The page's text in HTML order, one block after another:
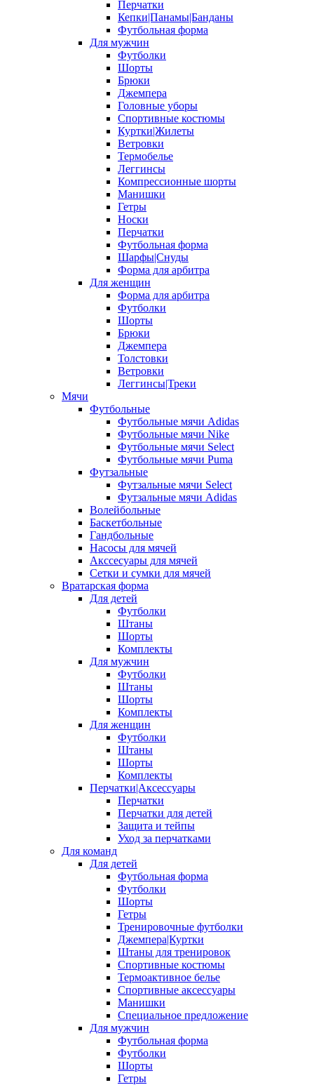
Перчатки
Кепки|Панамы|Банданы
Футбольная форма
Для мужчин
Футболки
Шорты
Брюки
Джемпера
Головные уборы
Спортивные костюмы
Куртки|Жилеты
Ветровки
Термобелье
Леггинсы
Компрессионные шорты
Манишки
Гетры
Носки
Перчатки
Футбольная форма
Шарфы|Снуды
Форма для арбитра
Для женщин
Форма для арбитра
Футболки
Шорты
Брюки
Джемпера
Толстовки
Ветровки
Леггинсы|Треки
Мячи
Футбольные
Футбольные мячи Adidas
Футбольные мячи Nike
Футбольные мячи Select
Футбольные мячи Puma
Футзальные
Футзальные мячи Select
Футзальные мячи Adidas
Волейбольные
Баскетбольные
Гандбольные
Насосы для мячей
Акссесуары для мячей
Сетки и сумки для мячей
Вратарская форма
Для детей
Футболки
Штаны
Шорты
Комплекты
Для мужчин
Футболки
Штаны
Шорты
Комплекты
Для женщин
Футболки
Штаны
Шорты
Комплекты
Перчатки|Аксессуары
Перчатки
Перчатки для детей
Защита и тейпы
Уход за перчатками
Для команд
Для детей
Футбольная форма
Футболки
Шорты
Гетры
Тренировочные футболки
Джемпера|Куртки
Штаны для тренировок
Спортивные костюмы
Термоактивное белье
Спортивные аксессуары
Манишки
Специальное предложение
Для мужчин
Футбольная форма
Футболки
Шорты
Гетры